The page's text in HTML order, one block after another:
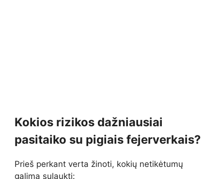
Kokios rizikos dažniausiai
pasitaiko su pigiais fejerverkais?
Prieš perkant verta žinoti, kokių netikėtumų
galima sulaukti: